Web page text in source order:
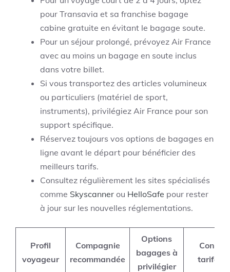
pour Transavia et sa franchise bagage
cabine gratuite en évitant le bagage soute.
Pour un séjour prolongé, prévoyez Air France
avec au moins un bagage en soute inclus
dans votre billet.
Si vous transportez des articles volumineux
ou particuliers (matériel de sport,
instruments), privilégiez Air France pour son
support spécifique.
Réservez toujours vos options de bagages en
ligne avant le départ pour bénéficier des
meilleurs tarifs.
Consultez régulièrement les sites spécialisés
comme Skyscanner ou HelloSafe pour rester
à jour sur les nouvelles réglementations.
Profil
voyageur
Compagnie
recommandée
Options
bagages à
privilégier